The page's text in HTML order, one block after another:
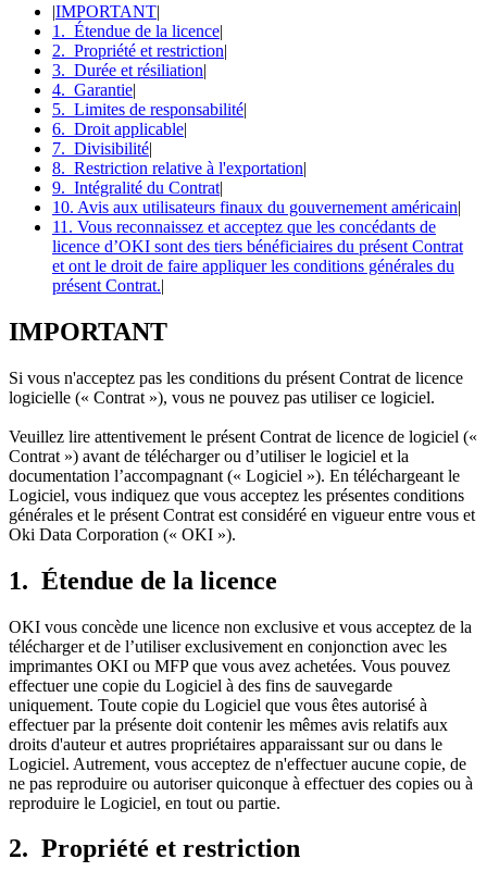
|IMPORTANT|
1. Étendue de la licence|
2. Propriété et restriction|
3. Durée et résiliation|
4. Garantie|
5. Limites de responsabilité|
6. Droit applicable|
7. Divisibilité|
8. Restriction relative à l'exportation|
9. Intégralité du Contrat|
10. Avis aux utilisateurs finaux du gouvernement américain|
11. Vous reconnaissez et acceptez que les concédants de
licence d’OKI sont des tiers bénéficiaires du présent Contrat
et ont le droit de faire appliquer les conditions générales du
présent Contrat.|
IMPORTANT
Si vous n'acceptez pas les conditions du présent Contrat de licence
logicielle (« Contrat »), vous ne pouvez pas utiliser ce logiciel.
Veuillez lire attentivement le présent Contrat de licence de logiciel («
Contrat ») avant de télécharger ou d’utiliser le logiciel et la
documentation l’accompagnant (« Logiciel »). En téléchargeant le
Logiciel, vous indiquez que vous acceptez les présentes conditions
générales et le présent Contrat est considéré en vigueur entre vous et
Oki Data Corporation (« OKI »).
1. Étendue de la licence
OKI vous concède une licence non exclusive et vous acceptez de la
télécharger et de l’utiliser exclusivement en conjonction avec les
imprimantes OKI ou MFP que vous avez achetées. Vous pouvez
effectuer une copie du Logiciel à des fins de sauvegarde
uniquement. Toute copie du Logiciel que vous êtes autorisé à
effectuer par la présente doit contenir les mêmes avis relatifs aux
droits d'auteur et autres propriétaires apparaissant sur ou dans le
Logiciel. Autrement, vous acceptez de n'effectuer aucune copie, de
ne pas reproduire ou autoriser quiconque à effectuer des copies ou à
reproduire le Logiciel, en tout ou partie.
2. Propriété et restriction